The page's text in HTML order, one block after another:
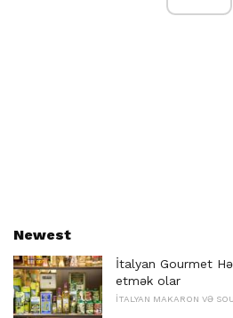
Newest
İtalyan Gourmet
etmək olar
İTALYAN MAKARON VƏ